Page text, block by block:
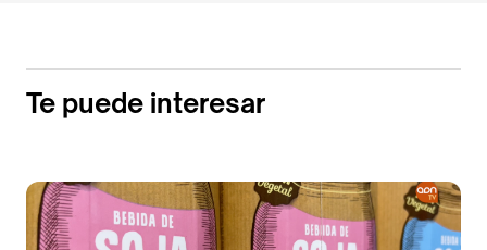
Te puede interesar